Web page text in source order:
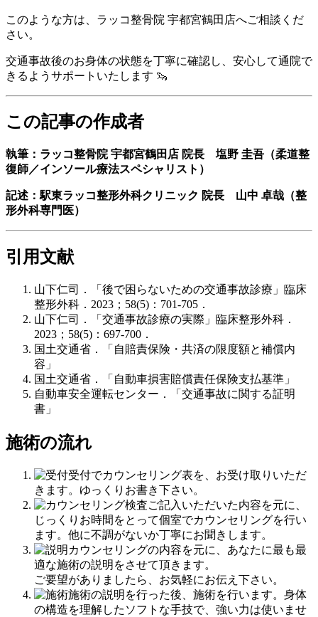
このような方は、ラッコ整骨院 宇都宮鶴田店へご相談くだ
さい。
交通事故後のお身体の状態を丁寧に確認し、安心して通院で
きるようサポートいたします 🦦
この記事の作成者
執筆：ラッコ整骨院 宇都宮鶴田店 院長 塩野 圭吾（柔道整
復師／インソール療法スペシャリスト）
記述：駅東ラッコ整形外科クリニック 院長 山中 卓哉（整
形外科専門医）
引用文献
山下仁司．「後で困らないための交通事故診療」臨床
整形外科．2023；58(5)：701-705．
山下仁司．「交通事故診療の実際」臨床整形外科．
2023；58(5)：697-700．
国土交通省．「自賠責保険・共済の限度額と補償内
容」
国土交通省．「自動車損害賠償責任保険支払基準」
自動車安全運転センター．「交通事故に関する証明
書」
施術の流れ
受付でカウンセリング表を、お受け取りいただ
きます。ゆっくりお書き下さい。
ご記入いただいた内容を元に、
じっくりお時間をとって個室でカウンセリングを行い
ます。他に不調がないか丁寧にお聞きします。
カウンセリングの内容を元に、あなたに最も最
適な施術の説明をさせて頂きます。
ご要望がありましたら、お気軽にお伝え下さい。
施術の説明を行った後、施術を行います。身体
の構造を理解したソフトな手技で、強い力は使いませ